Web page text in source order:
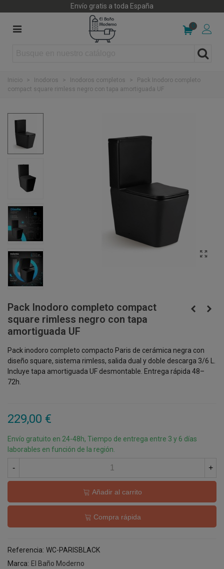
Envío gratis a toda España
0
Inicio > Inodoros > Inodoros completos >
Pack Inodoro completo
compact square rimless negro con tapa amortiguada UF
Pack Inodoro completo compact
square rimless negro con tapa
amortiguada UF
Pack inodoro completo compacto Paris de cerámica negra con
diseño square, sistema rimless, salida dual y doble descarga 3/6 L.
Incluye tapa amortiguada UF desmontable. Entrega rápida 48–
72h.
229,00 €
Envío gratuito en 24-48h, Tiempo de entrega entre 3 y 6 días
laborables en función de la región.
- +
Añadir al carrito
Compra rápida
Referencia: WC-PARISBLACK
Marca: El Baño Moderno